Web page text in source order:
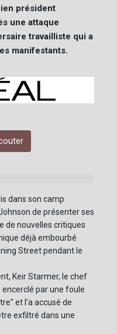
président
une attaque
travailliste qui a
manifestants.
dans son camp
de présenter ses
de nouvelles critiques
déjà embourbé
Street pendant le
Keir Starmer, le chef
par une foule
et l'a accusé de
exfiltré dans une